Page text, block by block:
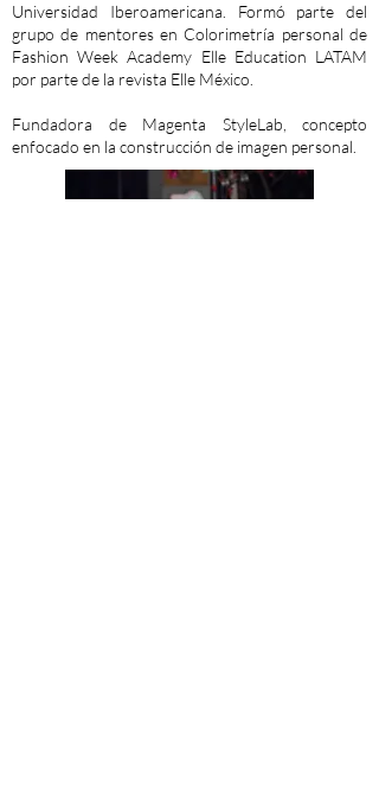
Universidad Iberoamericana. Formó parte del
grupo de mentores en Colorimetría personal de
Fashion Week Academy Elle Education LATAM
por parte de la revista Elle México.
Fundadora de Magenta StyleLab, concepto
enfocado en la construcción de imagen personal.